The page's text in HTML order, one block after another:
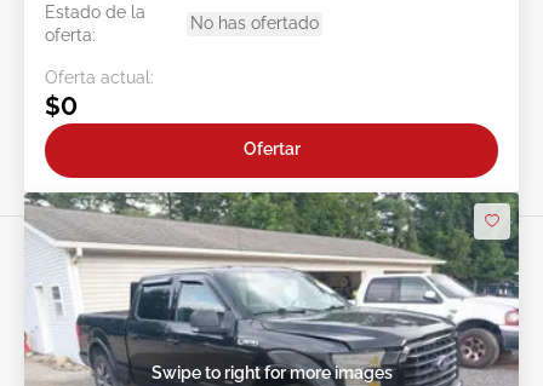
Estado de la
oferta:
No has ofertado
Oferta actual:
$0
Ofertar
Swipe to right for more images